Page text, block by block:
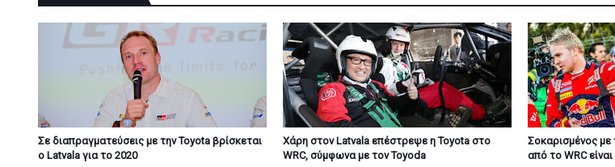
Σε διαπραγματεύσεις με την Toyota βρίσκεται
ο Latvala για το 2020
Χάρη στον Latvala επέστρεψε η Toyota στο
WRC, σύμφωνα με τον Toyoda
Σοκαρισμένος
από το WRC